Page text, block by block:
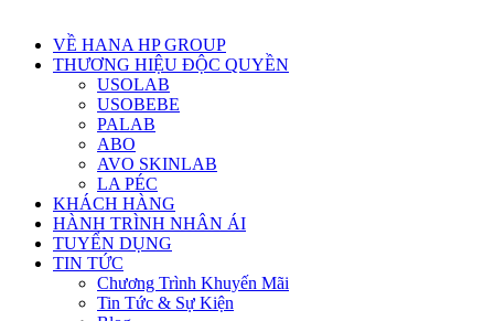
VỀ HANA HP GROUP
THƯƠNG HIỆU ĐỘC QUYỀN
USOLAB
USOBEBE
PALAB
ABO
AVO SKINLAB
LA PÉC
KHÁCH HÀNG
HÀNH TRÌNH NHÂN ÁI
TUYỂN DỤNG
TIN TỨC
Chương Trình Khuyến Mãi
Tin Tức & Sự Kiện